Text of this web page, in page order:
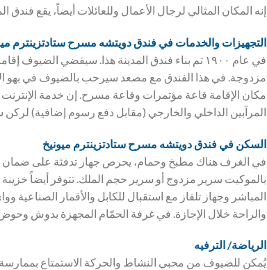
إنه المكان المثالي لرجال الأعمال وللعائلات أيضاً، يقع
التجهيزات والخدمات في فندقدويتشه مسرح ستادتزينترم
مكان الإقامة قاعة مؤتمرات وقاعة مسرح. إن خدمة
المرآبين الداخلي والخارجي (مقابل دفع رسوم إضافية) لركن
السكن في فندقدويتشه مسرح ستادتزينترم ميونيخ
في الغرف هناك مطبخ وحمام، يحرص جهاز تدفئة على ضمان
بالموكيت سرير مزدوج أو سرير حجم الملك. تتوفر أيضاً
المباشر وجهاز تلفاز مع استقبال للكابل والأقمار
والراحة خلال الإجازة. في غرفة الحمّام المجهزة بدوش
الرياضة/ الترفيه
يُمكن للضيوف من محبي النشاط والحركة الاستمتاع